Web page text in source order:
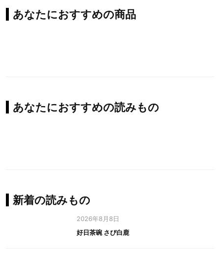
あなたにおすすめの商品
あなたにおすすめの読みもの
新着の読みもの
2026年8月8日
好日茶碗 さび白鹿